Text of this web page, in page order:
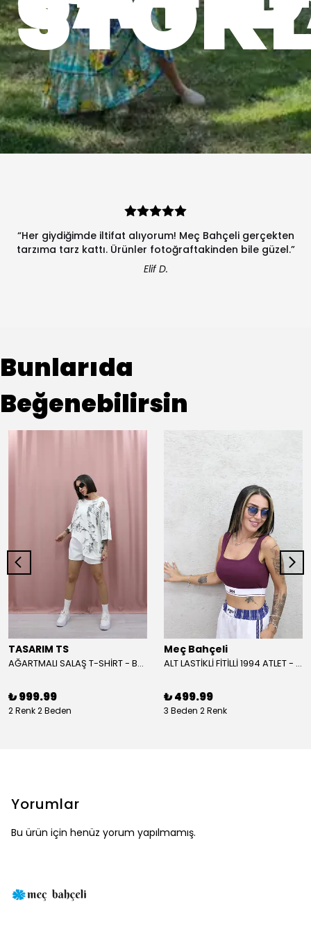
“Her giydiğimde iltifat alıyorum! Meç Bahçeli gerçekten
tarzıma tarz kattı. Ürünler fotoğraftakinden bile güzel.”
Elif D.
Bunlarıda
Beğenebilirsin
TASARIM TS
AĞARTMALI SALAŞ T-SHİRT - BEYAZ
₺ 999.99
2 Renk 2 Beden
Meç Bahçeli
ALT LASTİKLİ FİTİLLİ 1994 ATLET - BORDO
₺ 499.99
3 Beden 2 Renk
Yorumlar
Bu ürün için henüz yorum yapılmamış.